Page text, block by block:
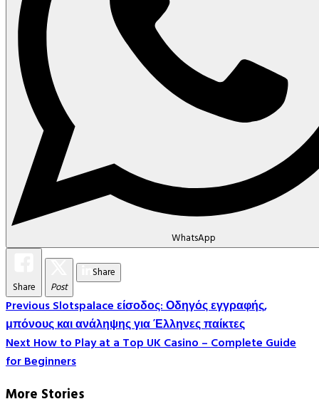
WhatsApp
Share Post
Share
Post
Navigation
PreviousSlotspalace είσοδος: Οδηγός εγγραφής,
μπόνους και ανάληψης για Έλληνες παίκτες
NextHow to Play at a Top UK Casino – Complete Guide
for Beginners